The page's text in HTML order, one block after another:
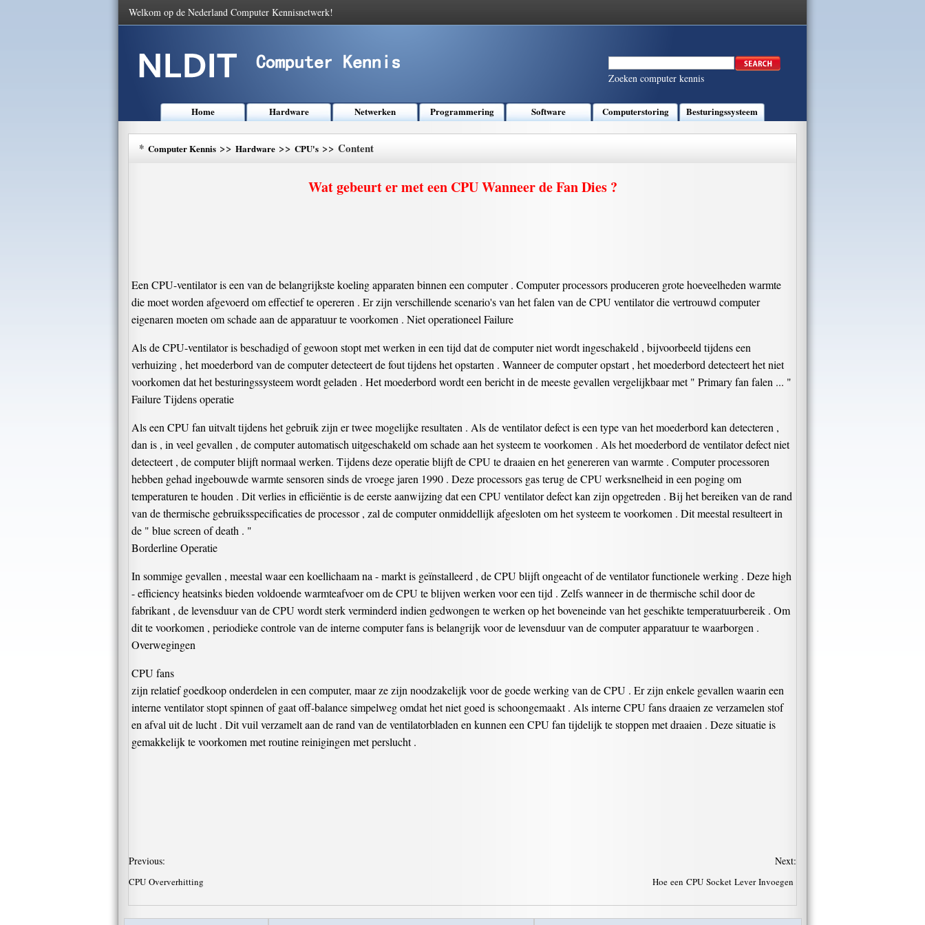
Welkom op de Nederland Computer Kennisnetwerk!
Zoeken computer kennis
Home Hardware Netwerken Programmering Software Computerstoring Besturingssysteem
* Computer Kennis >> Hardware >> CPU's >> Content
Wat gebeurt er met een CPU Wanneer de Fan Dies ?
Een CPU-ventilator is een van de belangrijkste koeling apparaten binnen een computer . Computer processors produceren grote hoeveelheden warmte
die moet worden afgevoerd om effectief te opereren . Er zijn verschillende scenario's van het falen van de CPU ventilator die vertrouwd computer
eigenaren moeten om schade aan de apparatuur te voorkomen . Niet operationeel Failure
Als de CPU-ventilator is beschadigd of gewoon stopt met werken in een tijd dat de computer niet wordt ingeschakeld , bijvoorbeeld tijdens een
verhuizing , het moederbord van de computer detecteert de fout tijdens het opstarten . Wanneer de computer opstart , het moederbord detecteert het niet
voorkomen dat het besturingssysteem wordt geladen . Het moederbord wordt een bericht in de meeste gevallen vergelijkbaar met " Primary fan falen ... "
Failure Tijdens operatie
Als een CPU fan uitvalt tijdens het gebruik zijn er twee mogelijke resultaten . Als de ventilator defect is een type van het moederbord kan detecteren ,
dan is , in veel gevallen , de computer automatisch uitgeschakeld om schade aan het systeem te voorkomen . Als het moederbord de ventilator defect niet
detecteert , de computer blijft normaal werken. Tijdens deze operatie blijft de CPU te draaien en het genereren van warmte . Computer processoren
hebben gehad ingebouwde warmte sensoren sinds de vroege jaren 1990 . Deze processors gas terug de CPU werksnelheid in een poging om
temperaturen te houden . Dit verlies in efficiëntie is de eerste aanwijzing dat een CPU ventilator defect kan zijn opgetreden . Bij het bereiken van de rand
van de thermische gebruiksspecificaties de processor , zal de computer onmiddellijk afgesloten om het systeem te voorkomen . Dit meestal resulteert in
de " blue screen of death . "
Borderline Operatie
In sommige gevallen , meestal waar een koellichaam na - markt is geïnstalleerd , de CPU blijft ongeacht of de ventilator functionele werking . Deze high
- efficiency heatsinks bieden voldoende warmteafvoer om de CPU te blijven werken voor een tijd . Zelfs wanneer in de thermische schil door de
fabrikant , de levensduur van de CPU wordt sterk verminderd indien gedwongen te werken op het boveneinde van het geschikte temperatuurbereik . Om
dit te voorkomen , periodieke controle van de interne computer fans is belangrijk voor de levensduur van de computer apparatuur te waarborgen .
Overwegingen
CPU fans
zijn relatief goedkoop onderdelen in een computer, maar ze zijn noodzakelijk voor de goede werking van de CPU . Er zijn enkele gevallen waarin een
interne ventilator stopt spinnen of gaat off-balance simpelweg omdat het niet goed is schoongemaakt . Als interne CPU fans draaien ze verzamelen stof
en afval uit de lucht . Dit vuil verzamelt aan de rand van de ventilatorbladen en kunnen een CPU fan tijdelijk te stoppen met draaien . Deze situatie is
gemakkelijk te voorkomen met routine reinigingen met perslucht .
Previous:
CPU Oververhitting
Next:
Hoe een CPU Socket Lever Invoegen